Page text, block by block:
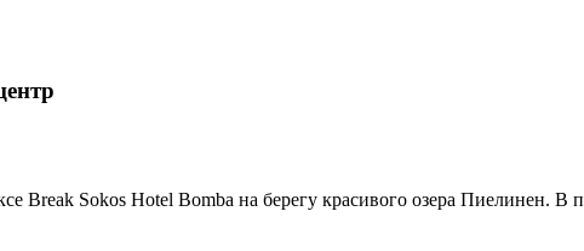
Break Sokos Hotel Bomba на берегу красивого озера Пиелинен.